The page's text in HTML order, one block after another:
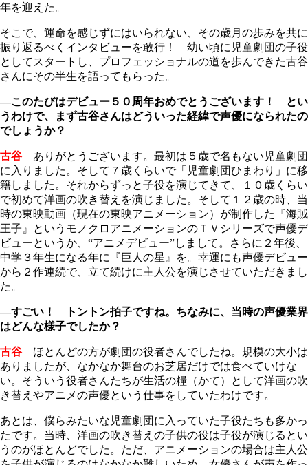
年を迎えた。
そこで、運命を感じずにはいられない、その歳月の歩みを共に
振り返るべくインタビューを敢行！ 幼い頃に児童劇団の子役
としてスタートし、プロフェッショナルの道を歩んできた古谷
さんにその半生を語ってもらった。
―このたびはデビュー５０周年おめでとうございます！ とい
うわけで、まず古谷さんはどういった経緯で声優になられたの
でしょうか？
古谷 ありがとうございます。最初は５歳で名もない児童劇団
に入りました。そして７歳くらいで「児童劇団ひまわり」に移
籍しました。それからずっと子役を演じてきて、１０歳くらい
で初めて洋画の吹き替えを演じました。そして１２歳の時、当
時の東映動画（現在の東映アニメーション）が制作した『海賊
王子』というモノクロアニメーションのＴＶシリーズで声優デ
ビューというか、“アニメデビュー”しまして。さらに２年後、
中学３年生になる年に『巨人の星』を。幸運にも声優デビュー
から２作連続で、立て続けに主人公を演じさせていただきまし
た。
―すごい！ トントン拍子ですね。ちなみに、当時の声優業界
はどんな様子でしたか？
古谷 ほとんどの方が劇団の役者さんでしたね。規模の大小は
ありましたが、なかなか舞台のお芝居だけでは食べていけな
い。そういう役者さんたちが生活の糧（かて）として洋画の吹
き替えやアニメの声優という仕事をしていたわけです。
あとは、僕らみたいな児童劇団に入っていた子役たちも多かっ
たです。当時、洋画の吹き替えの子供の役は子役が演じるとい
うのがほとんどでした。ただ、アニメーションの場合は主人公